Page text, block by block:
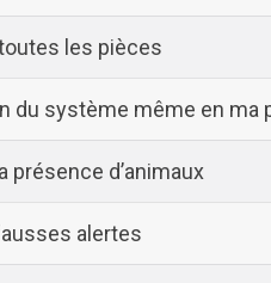
les pièces
du système même en ma
présence d’animaux
alertes